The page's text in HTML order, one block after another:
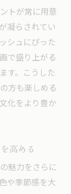
トが常に用意
凝らされてい
シュにぴった
で盛り上がる
す。こうした
方も楽しめる
化をより豊か
高める
魅力をさらに
や季節感を大